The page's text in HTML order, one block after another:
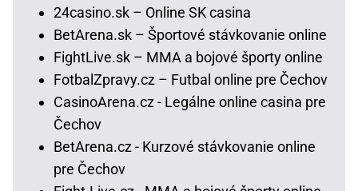
24casino.sk – Online SK casina
BetArena.sk – Športové stávkovanie online
FightLive.sk – MMA a bojové športy online
FotbalZpravy.cz – Futbal online pre Čechov
CasinoArena.cz - Legálne online casina pre
Čechov
BetArena.cz - Kurzové stávkovanie online
pre Čechov